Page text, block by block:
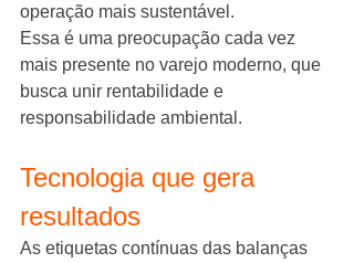
operação mais sustentável.
Essa é uma preocupação cada vez
mais presente no varejo moderno, que
busca unir rentabilidade e
responsabilidade ambiental.
Tecnologia que gera
resultados
As etiquetas contínuas das balanças